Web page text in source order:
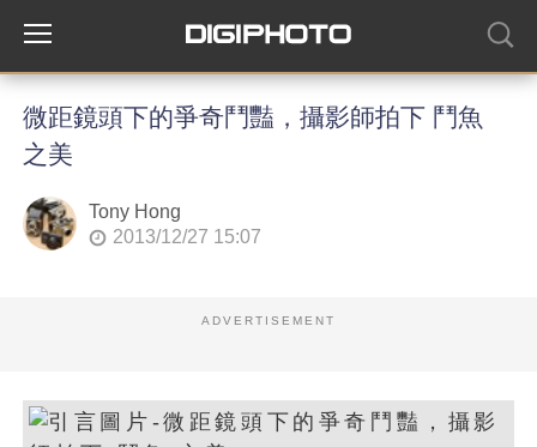
微距鏡頭下的爭奇鬥豔，攝影師拍下 鬥魚
之美
Tony Hong
2013/12/27 15:07
ADVERTISEMENT